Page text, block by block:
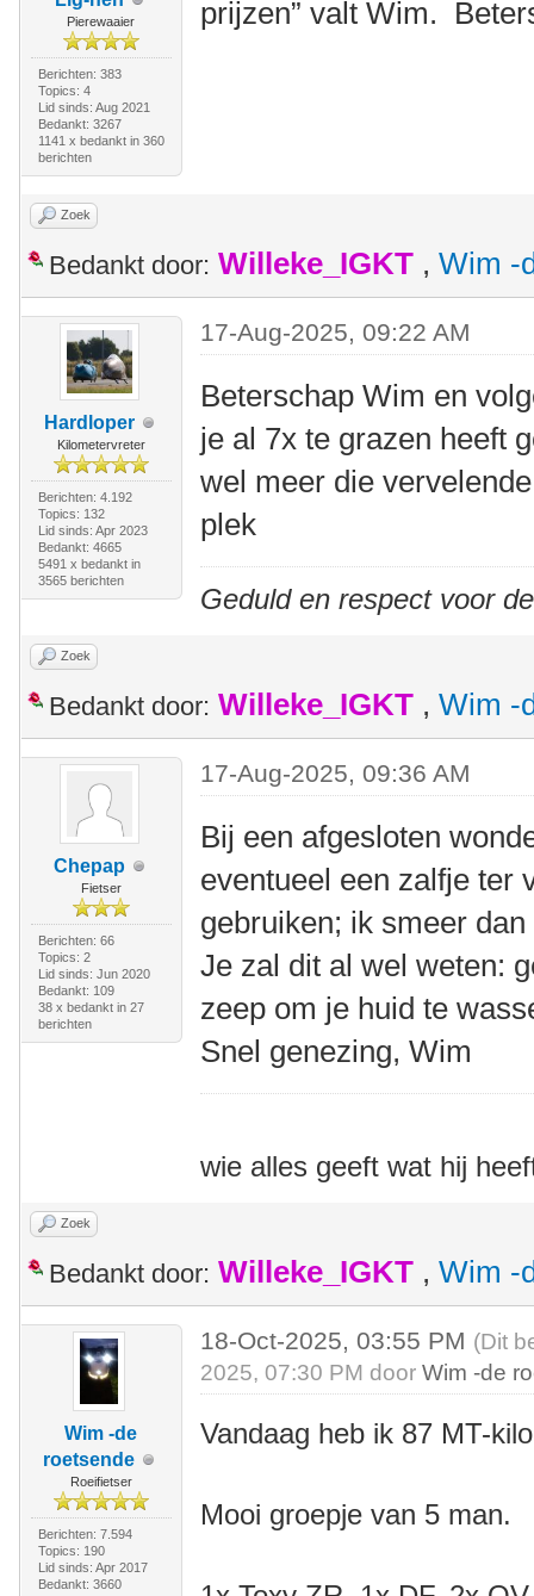
Pierewaaier
Berichten: 383
Topics: 4
Lid sinds: Aug 2021
Bedankt: 3267
1141 x bedankt in 360
berichten
prijzen” valt Wim.
Zoek
Bedankt door: Willeke_IGKT , Wim -
Hardloper
Kilometervreter
Berichten: 4.192
Topics: 132
Lid sinds: Apr 2023
Bedankt: 4665
5491 x bedankt in
3565 berichten
17-Aug-2025, 09:22 AM
Beterschap Wim en
je al 7x te grazen heeft
wel meer die
plek
Geduld en respect voor
Zoek
Bedankt door: Willeke_IGKT , Wim -
Chepap
Fietser
Berichten: 66
Topics: 2
Lid sinds: Jun 2020
Bedankt: 109
38 x bedankt in 27
berichten
17-Aug-2025, 09:36 AM
Bij een afgesloten
eventueel een zalfje ter
gebruiken; ik smeer
Je zal dit al wel weten:
zeep om je huid te
Snel genezing, Wim
wie alles geeft wat hij
Zoek
Bedankt door: Willeke_IGKT , Wim -
Wim -de
roetsende
Roeifietser
Berichten: 7.594
Topics: 190
Lid sinds: Apr 2017
Bedankt: 3660
18-Oct-2025, 03:55 PM (Dit
2025, 07:30 PM doorWim -de
Vandaag heb ik 87 MT-
Mooi groepje van 5 man.